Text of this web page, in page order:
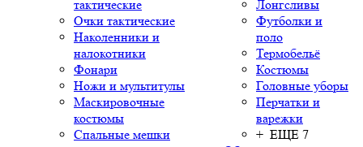
тактические
Очки тактические
Наколенники и
налокотники
Фонари
Ножи и мультитулы
Маскировочные
костюмы
Спальные мешки
Лонгсливы
Футболки и
поло
Термобельё
Костюмы
Головные уборы
Перчатки и
варежки
+ ЕЩЕ 7